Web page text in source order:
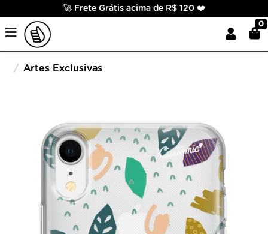
🚀 Frete Grátis acima de R$ 120 ❤️
0
Artes Exclusivas